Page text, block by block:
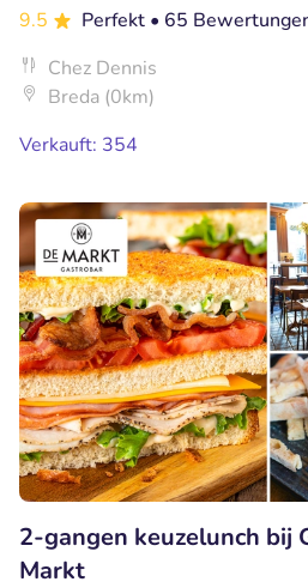
9.5
Perfekt • 65
Chez Dennis
Breda (0km)
Verkauft: 354
2-gangen keuzelunch bij
Markt